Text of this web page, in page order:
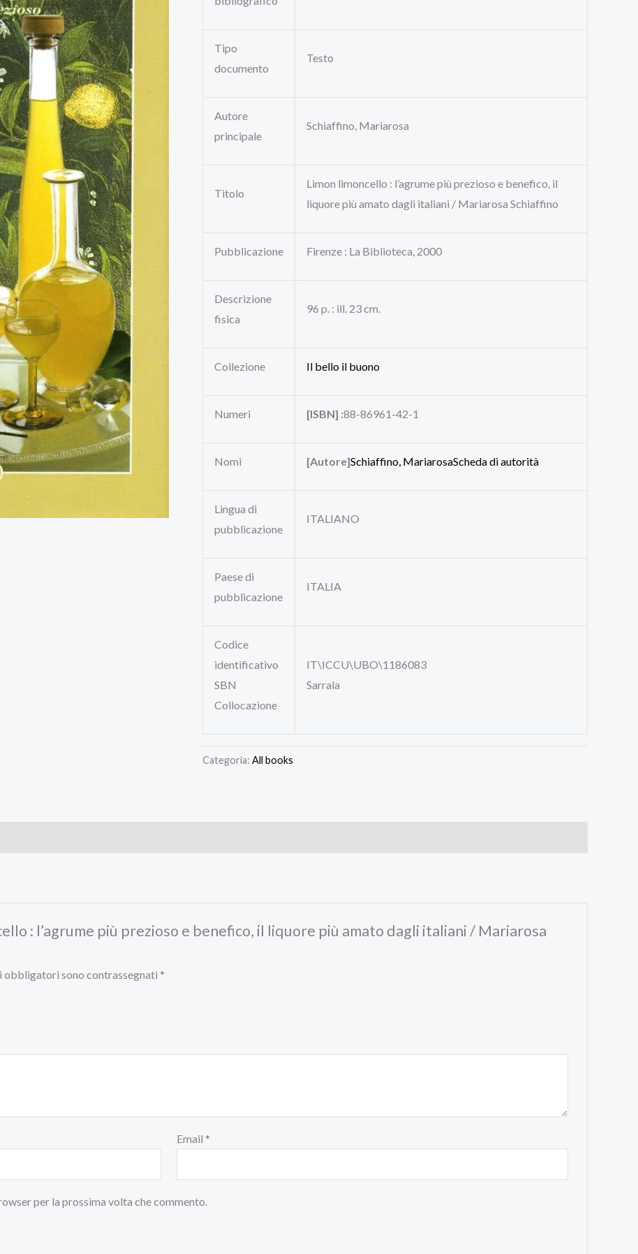
Tipo
documento
Testo
Autore
principale
Schiaffino, Mariarosa
Titolo
Limon limoncello : l’agrume più prezioso e benefico, il
liquore più amato dagli italiani / Mariarosa Schiaffino
Pubblicazione Firenze : La Biblioteca, 2000
Descrizione
fisica
96 p. : ill. 23 cm.
Collezione Il bello il buono
Numeri [ISBN] :88-86961-42-1
Nomi [Autore]Schiaffino, MariarosaScheda di autorità
Lingua di
pubblicazione
ITALIANO
Paese di
pubblicazione
ITALIA
Codice
identificativo
SBN
Collocazione
IT\ICCU\UBO\1186083
Sarrala
Categoria: All books
: l’agrume più prezioso e benefico, il liquore più amato dagli italiani / Mariarosa
obbligatori sono contrassegnati *
Email *
per la prossima volta che commento.